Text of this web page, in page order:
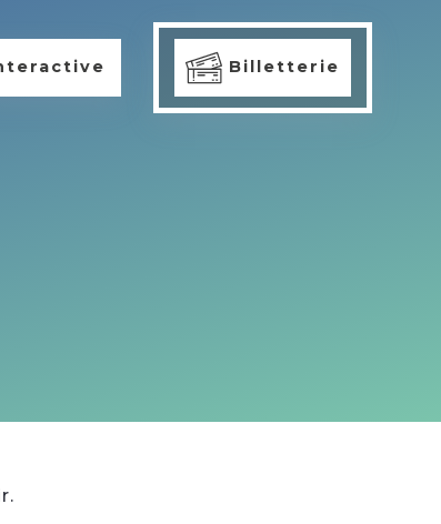
Billetterie